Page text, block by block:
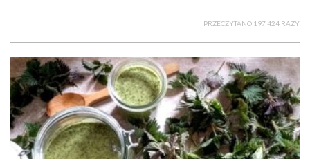
PRZECZYTANO 197 424 RAZY